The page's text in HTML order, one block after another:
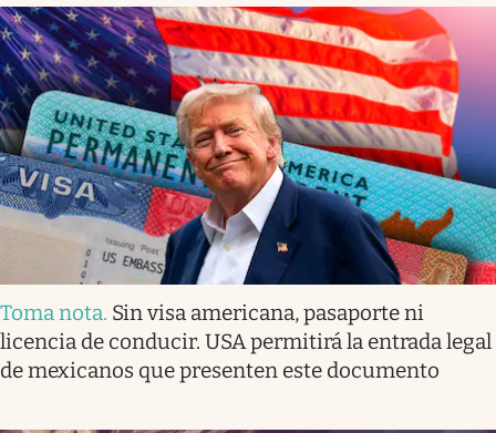
Toma nota. Sin visa americana, pasaporte ni
licencia de conducir. USA permitirá la entrada legal
de mexicanos que presenten este documento